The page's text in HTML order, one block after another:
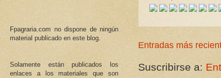
Entradas más
Suscribirse a:
Fpagraria.com no dispone de ningún
material publicado en este blog.
Solamente están publicados los
enlaces a los materiales que son